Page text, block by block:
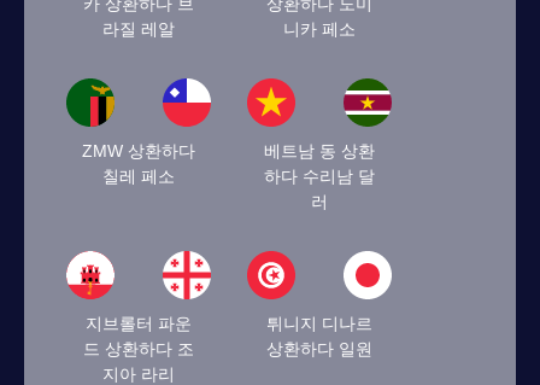
라질 레알
니카 페소
ZMW 상환하다
칠레 페소
베트남 동 상환
하다 수리남 달
러
지브롤터 파운
드 상환하다 조
지아 라리
튀니지 디나르
상환하다 일원